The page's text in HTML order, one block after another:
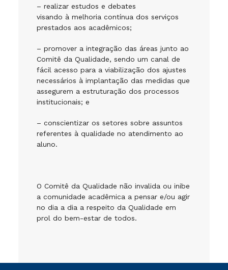
– realizar estudos e debates
visando à melhoria contínua dos serviços
prestados aos acadêmicos;
– promover a integração das áreas junto ao
Comitê da Qualidade, sendo um canal de
fácil acesso para a viabilização dos ajustes
necessários à implantação das medidas que
assegurem a estruturação dos processos
institucionais; e
– conscientizar os setores sobre assuntos
referentes à qualidade no atendimento ao
aluno.
O Comitê da Qualidade não invalida ou inibe
a comunidade acadêmica a pensar e/ou agir
no dia a dia a respeito da Qualidade em
prol do bem-estar de todos.